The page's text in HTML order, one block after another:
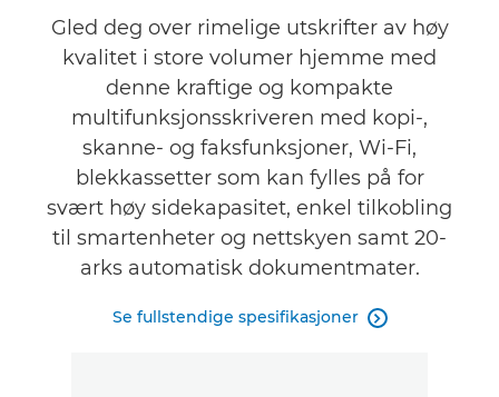
KJØP BLEKK
Gled deg over rimelige utskrifter av høy
kvalitet i store volumer hjemme med
denne kraftige og kompakte
multifunksjonsskriveren med kopi-,
skanne- og faksfunksjoner, Wi-Fi,
blekkassetter som kan fylles på for
svært høy sidekapasitet, enkel tilkobling
til smartenheter og nettskyen samt 20-
arks automatisk dokumentmater.
Se fullstendige spesifikasjoner 